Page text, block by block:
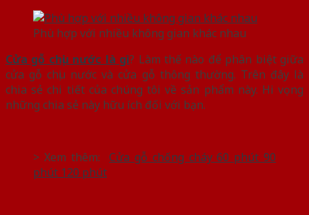
Phù hợp với nhiều không gian khác nhau
Cửa gỗ chịu nước là gì? Làm thế nào để phân biệt giữa
cửa gỗ chịu nước và cửa gỗ thông thường. Trên đây là
chia sẻ chi tiết của chúng tôi về sản phẩm này. Hi vọng
những chia sẻ này hữu ích đối với bạn.
> Xem thêm:Cửa gỗ chống cháy 60 phút 90
phút 120 phút